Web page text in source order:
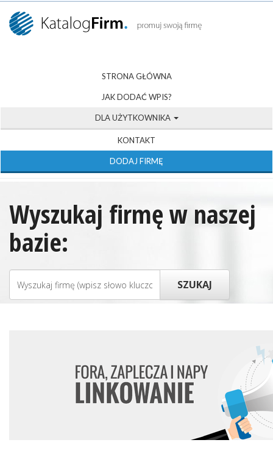
STRONA GŁÓWNA
JAK DODAĆ WPIS?
DLA UŻYTKOWNIKA
KONTAKT
DODAJ FIRMĘ
Wyszukaj firmę w naszej
bazie: